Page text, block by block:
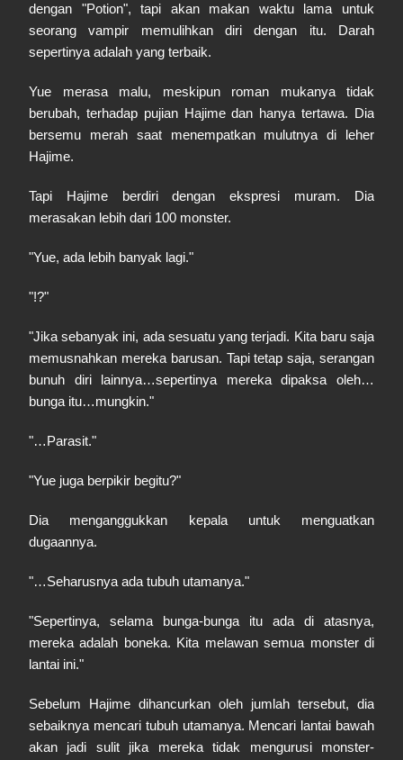
dengan "Potion", tapi akan makan waktu lama untuk
seorang vampir memulihkan diri dengan itu. Darah
sepertinya adalah yang terbaik.
Yue merasa malu, meskipun roman mukanya tidak
berubah, terhadap pujian Hajime dan hanya tertawa. Dia
bersemu merah saat menempatkan mulutnya di leher
Hajime.
Tapi Hajime berdiri dengan ekspresi muram. Dia
merasakan lebih dari 100 monster.
"Yue, ada lebih banyak lagi."
"!?"
"Jika sebanyak ini, ada sesuatu yang terjadi. Kita baru saja
memusnahkan mereka barusan. Tapi tetap saja, serangan
bunuh diri lainnya…sepertinya mereka dipaksa oleh…
bunga itu…mungkin."
"…Parasit."
"Yue juga berpikir begitu?"
Dia menganggukkan kepala untuk menguatkan
dugaannya.
"…Seharusnya ada tubuh utamanya."
"Sepertinya, selama bunga-bunga itu ada di atasnya,
mereka adalah boneka. Kita melawan semua monster di
lantai ini."
Sebelum Hajime dihancurkan oleh jumlah tersebut, dia
sebaiknya mencari tubuh utamanya. Mencari lantai bawah
akan jadi sulit jika mereka tidak mengurusi monster-